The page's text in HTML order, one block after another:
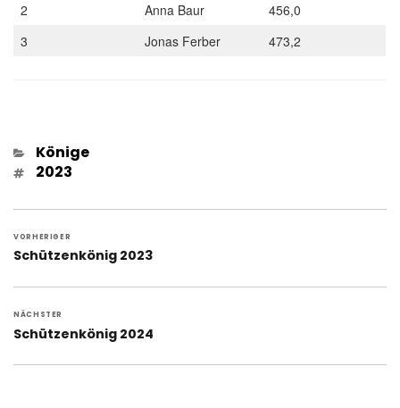
2
Anna Baur
456,0
3
Jonas Ferber 473,2
Kategorien
Könige
Schlagwörter
2023
Beitragsnavigation
VORHERIGER
Vorheriger
Schützenkönig 2023
NÄCHSTER
Nächster
Schützenkönig 2024